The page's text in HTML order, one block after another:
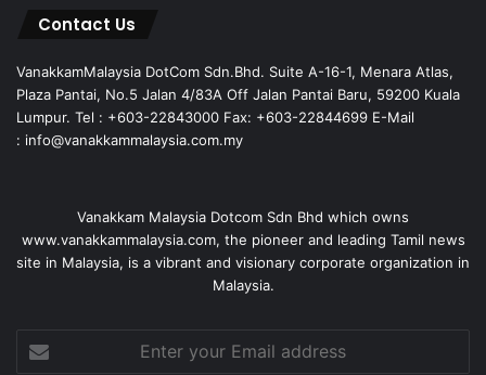
Contact Us
VanakkamMalaysia DotCom Sdn.Bhd. Suite A-16-1, Menara Atlas,
Plaza Pantai, No.5 Jalan 4/83A Off Jalan Pantai Baru, 59200 Kuala
Lumpur. Tel : +603-22843000 Fax: +603-22844699 E-Mail
: info@vanakkammalaysia.com.my
Vanakkam Malaysia Dotcom Sdn Bhd which owns
www.vanakkammalaysia.com, the pioneer and leading Tamil news
site in Malaysia, is a vibrant and visionary corporate organization in
Malaysia.
your